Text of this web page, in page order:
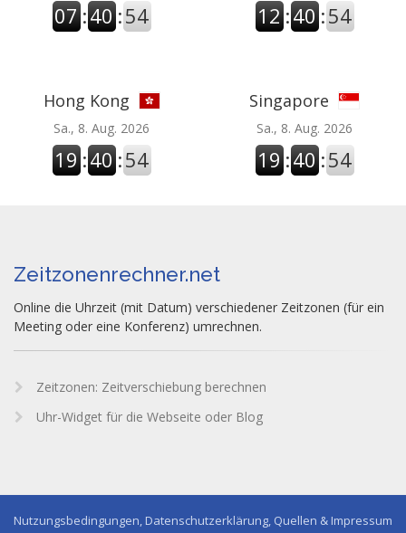
07 :40 :55 12 :40 :55
Hong Kong
Sa., 8. Aug. 2026
19 :40 :55
Singapore
Sa., 8. Aug. 2026
19 :40 :55
Zeitzonenrechner.net
Online die Uhrzeit (mit Datum) verschiedener Zeitzonen (für ein
Meeting oder eine Konferenz) umrechnen.
Zeitzonen: Zeitverschiebung berechnen
Uhr-Widget für die Webseite oder Blog
Nutzungsbedingungen, Datenschutzerklärung, Quellen & Impressum